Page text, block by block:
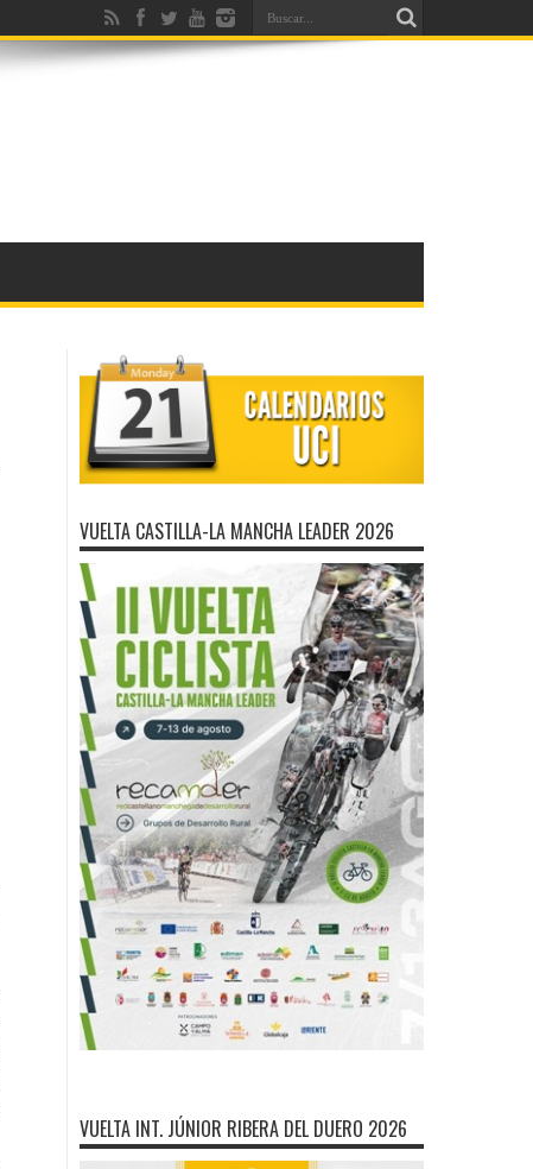
VUELTA CASTILLA-LA MANCHA LEADER 2026
VUELTA INT. JÚNIOR RIBERA DEL DUERO 2026